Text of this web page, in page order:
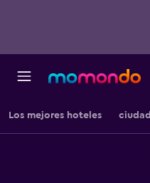
Los mejores hoteles